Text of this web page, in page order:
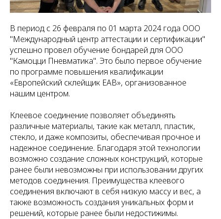
В период с 26 февраля по 01 марта 2024 года ООО
"Международный центр аттестации и сертификации"
успешно провел обучение бондарей для ООО
"Камоцци Пневматика". Это было первое обучение
по программе повышения квалификации
«Европейский склейщик EAB», организованное
нашим центром.
Клеевое соединение позволяет объединять
различные материалы, такие как металл, пластик,
стекло, и даже композиты, обеспечивая прочное и
надежное соединение. Благодаря этой технологии
возможно создание сложных конструкций, которые
ранее были невозможны при использовании других
методов соединения. Преимущества клеевого
соединения включают в себя низкую массу и вес, а
также возможность создания уникальных форм и
решений, которые ранее были недостижимы.